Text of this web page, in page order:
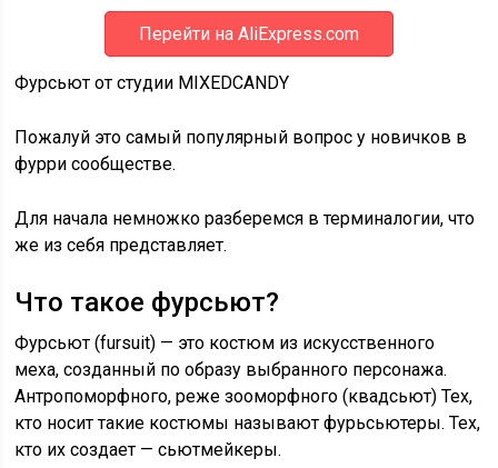
Перейти на AliExpress.com
Фурсьют от студии MIXEDCANDY
Пожалуй это самый популярный вопрос у новичков в
фурри сообществе.
Для начала немножко разберемся в терминалогии, что
же из себя представляет.
Что такое фурсьют?
Фурсьют (fursuit) — это костюм из искусственного
меха, созданный по образу выбранного персонажа.
Антропоморфного, реже зооморфного (квадсьют) Тех,
кто носит такие костюмы называют фурьсьютеры. Тех,
кто их создает — сьютмейкеры.